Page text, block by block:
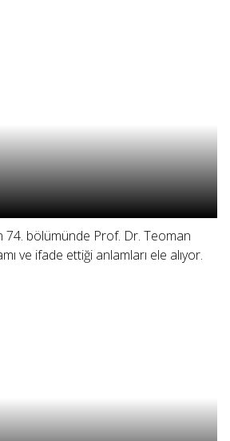
74. bölümünde Prof. Dr. Teoman
ve ifade ettiği anlamları ele alıyor.